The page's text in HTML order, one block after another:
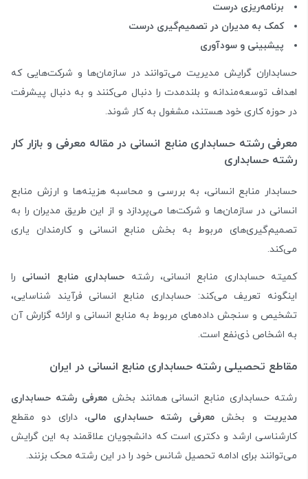
برنامه‌ریزی درست
کمک به مدیران در تصمیم‌گیری درست
پیشبینی و سودآوری
حسابداران گرایش مدیریت می‌توانند در سازمان‌ها و شرکت‌هایی که
اهداف توسعه‌مندانه و بلند‌مدت را دنبال می‌کنند و به دنبال پیشرفت
در حوزه کاری خود هستند، مشغول به کار شوند.
معرفی رشته حسابداری منابع انسانی در مقاله معرفی و بازار کار
رشته حسابداری
حسابدار منابع انسانی، به بررسی و محاسبه هزینه‌ها و ارزش منابع
انسانی در سازمان‌ها و شرکت‌ها می‌پردازد و از این طریق مدیران را به
تصمیم‌گیری‌های مربوط به بخش منابع انسانی و کارمندان یاری
می‌کند.
کمیته حسابداری منابع انسانی، رشته حسابداری منابع انسانی را
اینگونه تعریف می‌کند: حسابداری منابع انسانی فرآیند شناسایی،
تشخیص و سنجش داده‌های مربوط به منابع انسانی و ارائه گزارش آن
به اشخاص ذی‌نفع است.
مقاطع تحصیلی رشته حسابداری منابع انسانی در ایران
رشته حسابداری منابع انسانی همانند بخشمعرفی رشته حسابداری
مدیریت و بخشمعرفی رشته حسابداری مالی، دارای دو مقطع
کارشناسی ارشد و دکتری است که دانشجویان علاقمند به این گرایش
می‌توانند برای ادامه تحصیل شانس خود را در این رشته محک بزنند.